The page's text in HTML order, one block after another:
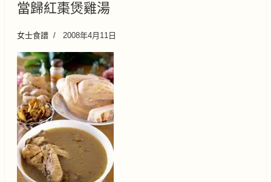
當歸紅棗煲雞湯
女士食譜 2008年4月11日